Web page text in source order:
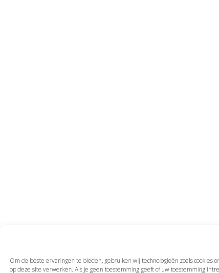
Om de beste ervaringen te bieden, gebruiken wij technologieën zoals cookies
op deze site verwerken. Als je geen toestemming geeft of uw toestemming